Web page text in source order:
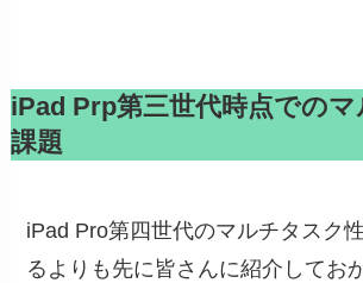
iPad Prp第三世代時点での
課題
iPad Pro第四世代のマルチタスク
るよりも先に皆さんに紹介してお